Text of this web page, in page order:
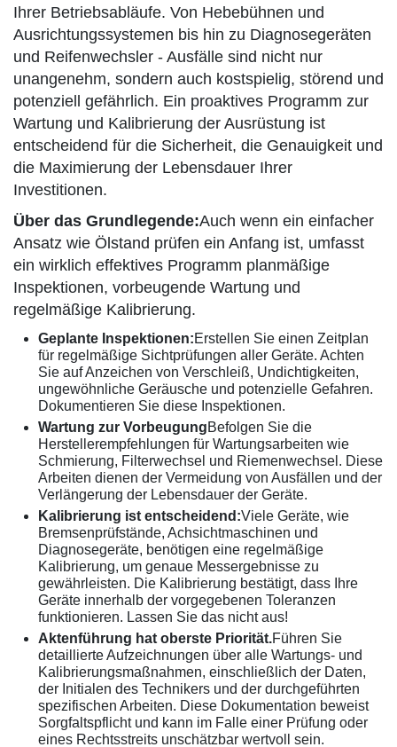
Ihrer Betriebsabläufe. Von Hebebühnen und
Ausrichtungssystemen bis hin zu Diagnosegeräten
und Reifenwechsler - Ausfälle sind nicht nur
unangenehm, sondern auch kostspielig, störend und
potenziell gefährlich. Ein proaktives Programm zur
Wartung und Kalibrierung der Ausrüstung ist
entscheidend für die Sicherheit, die Genauigkeit und
die Maximierung der Lebensdauer Ihrer
Investitionen.
Über das Grundlegende:Auch wenn ein einfacher
Ansatz wie Ölstand prüfen ein Anfang ist, umfasst
ein wirklich effektives Programm planmäßige
Inspektionen, vorbeugende Wartung und
regelmäßige Kalibrierung.
Geplante Inspektionen:Erstellen Sie einen Zeitplan
für regelmäßige Sichtprüfungen aller Geräte. Achten
Sie auf Anzeichen von Verschleiß, Undichtigkeiten,
ungewöhnliche Geräusche und potenzielle Gefahren.
Dokumentieren Sie diese Inspektionen.
Wartung zur VorbeugungBefolgen Sie die
Herstellerempfehlungen für Wartungsarbeiten wie
Schmierung, Filterwechsel und Riemenwechsel. Diese
Arbeiten dienen der Vermeidung von Ausfällen und der
Verlängerung der Lebensdauer der Geräte.
Kalibrierung ist entscheidend:Viele Geräte, wie
Bremsenprüfstände, Achsichtmaschinen und
Diagnosegeräte, benötigen eine regelmäßige
Kalibrierung, um genaue Messergebnisse zu
gewährleisten. Die Kalibrierung bestätigt, dass Ihre
Geräte innerhalb der vorgegebenen Toleranzen
funktionieren. Lassen Sie das nicht aus!
Aktenführung hat oberste Priorität.Führen Sie
detaillierte Aufzeichnungen über alle Wartungs- und
Kalibrierungsmaßnahmen, einschließlich der Daten,
der Initialen des Technikers und der durchgeführten
spezifischen Arbeiten. Diese Dokumentation beweist
Sorgfaltspflicht und kann im Falle einer Prüfung oder
eines Rechtsstreits unschätzbar wertvoll sein.